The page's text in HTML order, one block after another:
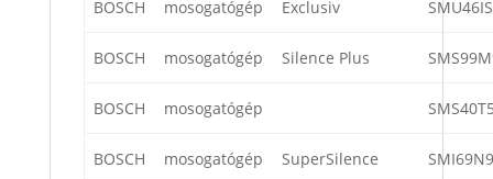
BOSCH mosogatógép Exclusiv
BOSCH mosogatógép Silence Plus
BOSCH mosogatógép
BOSCH mosogatógép SuperSilence